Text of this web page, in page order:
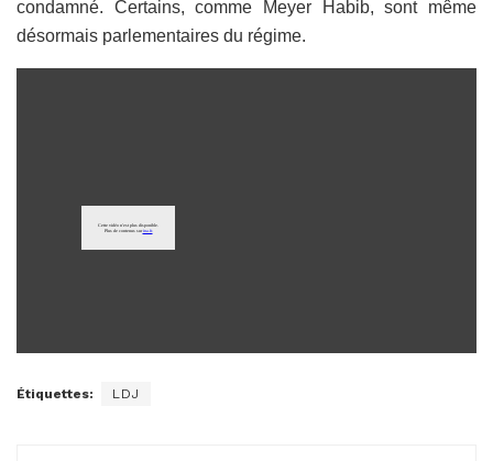
condamné. Certains, comme Meyer Habib, sont même
désormais parlementaires du régime.
Étiquettes: LDJ